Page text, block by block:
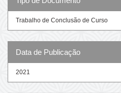
Trabalho de Conclusão de Curso
Data de Publicação
2021